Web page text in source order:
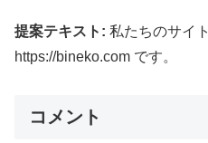
提案テキスト: 私たちのサイ
https://bineko.com です。
コメント